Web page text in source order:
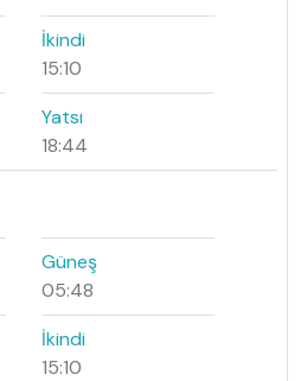
İkindi
15:10
Yatsı
18:44
Güneş
05:48
İkindi
15:10